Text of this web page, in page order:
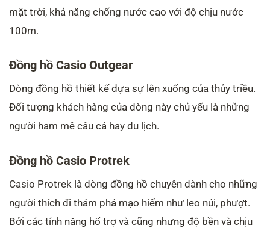
mặt trời, khả năng chống nước cao với độ chịu nước
100m.
Đồng hồ Casio Outgear
Dòng đồng hồ thiết kế dựa sự lên xuống của thủy triều.
Đối tượng khách hàng của dòng này chủ yếu là những
người ham mê câu cá hay du lịch.
Đồng hồ Casio Protrek
Casio Protrek là dòng đồng hồ chuyên dành cho những
người thích đi thám phá mạo hiểm như leo núi, phượt.
Bởi các tính năng hổ trợ và cũng nhưng độ bền và chịu